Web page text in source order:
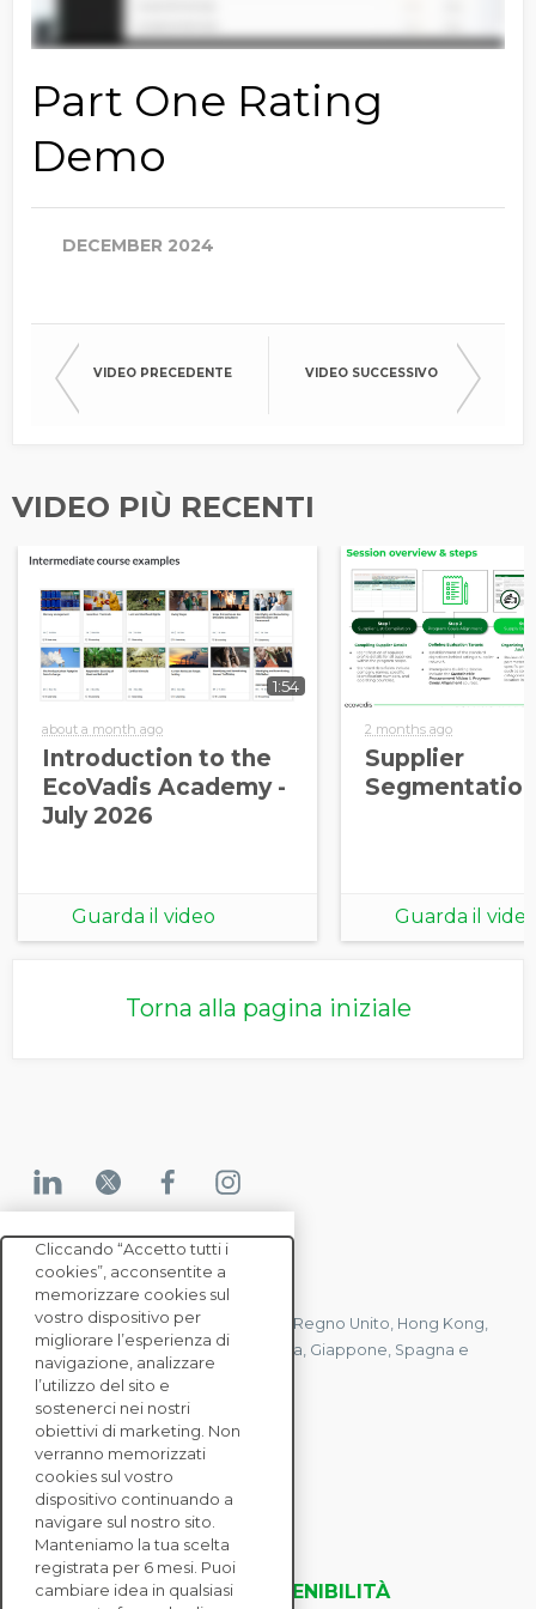
Part One Rating
Demo
DECEMBER 2024
VIDEO PRECEDENTE VIDEO SUCCESSIVO
VIDEO PIÙ RECENTI
1:54
about a month ago
Introduction to the
EcoVadis Academy -
July 2026
Guarda il video
2 months ago
Supplier
Guarda il
Torna alla pagina iniziale
CONTATTACI
Abbiamo uffici in Francia, Stati Uniti, Regno Unito, Hong Kong,
Mauritius, Polonia, Canada, Germania, Giappone, Spagna e
Singapore.
CONTATTACI
SOLUZIONI
ENTERPRISE
VALUTAZIONI DELLA SOSTENIBILITÀ
Cliccando “Accetto tutti i
cookies”, acconsentite a
memorizzare cookies sul
vostro dispositivo per
migliorare l’esperienza di
navigazione, analizzare
l’utilizzo del sito e
sostenerci nei nostri
obiettivi di marketing. Non
verranno memorizzati
cookies sul vostro
dispositivo continuando a
navigare sul nostro sito.
Manteniamo la tua scelta
registrata per 6 mesi. Puoi
cambiare idea in qualsiasi